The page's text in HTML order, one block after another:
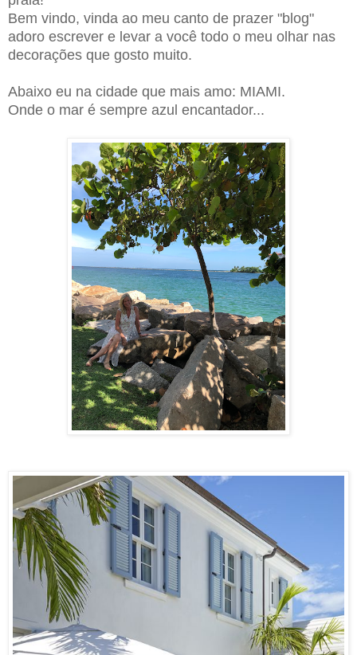
Bem vindo, vinda ao meu canto de prazer "blog"
adoro escrever e levar a você todo o meu olhar nas
decorações que gosto muito.
Abaixo eu na cidade que mais amo: MIAMI.
Onde o mar é sempre azul encantador...